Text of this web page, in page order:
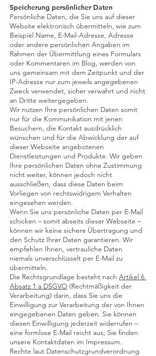
Speicherung persönlicher Daten
Persönliche Daten, die Sie uns auf dieser
Website elektronisch übermitteln, wie zum
Beispiel Name, E-Mail-Adresse, Adresse
oder andere persönlichen Angaben im
Rahmen der Übermittlung eines Formulars
oder Kommentaren im Blog, werden von
uns gemeinsam mit dem Zeitpunkt und der
IP-Adresse nur zum jeweils angegebenen
Zweck verwendet, sicher verwahrt und nicht
an Dritte weitergegeben.
Wir nutzen Ihre persönlichen Daten somit
nur für die Kommunikation mit jenen
Besuchern, die Kontakt ausdrücklich
wünschen und für die Abwicklung der auf
dieser Webseite angebotenen
Dienstleistungen und Produkte. Wir geben
Ihre persönlichen Daten ohne Zustimmung
nicht weiter, können jedoch nicht
ausschließen, dass diese Daten beim
Vorliegen von rechtswidrigem Verhalten
eingesehen werden.
Wenn Sie uns persönliche Daten per E-Mail
schicken – somit abseits dieser Webseite –
können wir keine sichere Übertragung und
den Schutz Ihrer Daten garantieren. Wir
empfehlen Ihnen, vertrauliche Daten
niemals unverschlüsselt per E-Mail zu
übermitteln.
Die Rechtsgrundlage besteht nach Artikel 6
Absatz 1 a DSGVO (Rechtmäßigkeit der
Verarbeitung) darin, dass Sie uns die
Einwilligung zur Verarbeitung der von Ihnen
eingegebenen Daten geben. Sie können
diesen Einwilligung jederzeit widerrufen –
eine formlose E-Mail reicht aus, Sie finden
unsere Kontaktdaten im Impressum.
Rechte laut Datenschutzgrundverordnung